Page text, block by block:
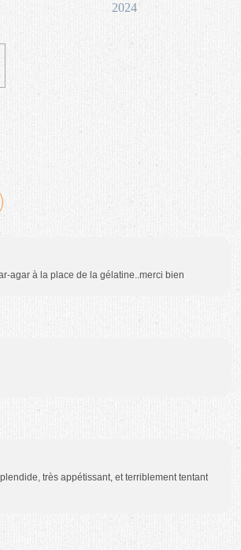
2024
agar à la place de la gélatine..merci bien
très appétissant, et terriblement tentant